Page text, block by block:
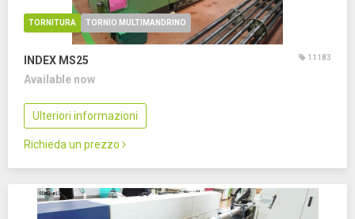
TORNITURA TORNIO MULTIMANDRINO
INDEX MS25 11183
Available now
Ulteriori informazioni
Richieda un prezzo